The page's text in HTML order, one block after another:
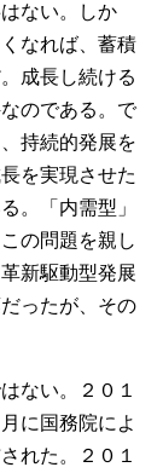
ない。しか
なれば、蓄積
成長し続ける
のである。で
持続的発展を
を実現させた
。「内需型」
の問題を親し
新駆動型発展
ったが、その
ない。２０１
に国務院によ
れた。２０１